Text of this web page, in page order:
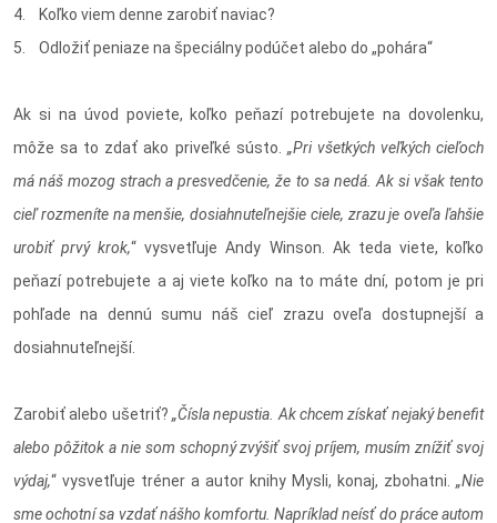
4. Koľko viem denne zarobiť naviac?
5. Odložiť peniaze na špeciálny podúčet alebo do „pohára“
Ak si na úvod poviete, koľko peňazí potrebujete na dovolenku,
môže sa to zdať ako priveľké sústo. „Pri všetkých veľkých cieľoch
má náš mozog strach a presvedčenie, že to sa nedá. Ak si však tento
cieľ rozmeníte na menšie, dosiahnuteľnejšie ciele, zrazu je oveľa ľahšie
urobiť prvý krok,“ vysvetľuje Andy Winson. Ak teda viete, koľko
peňazí potrebujete a aj viete koľko na to máte dní, potom je pri
pohľade na dennú sumu náš cieľ zrazu oveľa dostupnejší a
dosiahnuteľnejší.
Zarobiť alebo ušetriť? „Čísla nepustia. Ak chcem získať nejaký benefit
alebo pôžitok a nie som schopný zvýšiť svoj príjem, musím znížiť svoj
výdaj,“ vysvetľuje tréner a autor knihy Mysli, konaj, zbohatni. „Nie
sme ochotní sa vzdať nášho komfortu. Napríklad neísť do práce autom